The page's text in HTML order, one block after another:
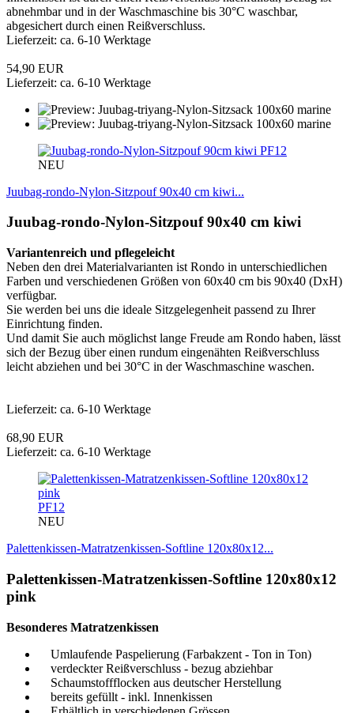
abnehmbar und in der Waschmaschine bis 30°C waschbar,
abgesichert durch einen Reißverschluss.
Lieferzeit: ca. 6-10 Werktage
54,90 EUR
Lieferzeit: ca. 6-10 Werktage
PF12
NEU
Juubag-rondo-Nylon-Sitzpouf 90x40 cm kiwi...
Juubag-rondo-Nylon-Sitzpouf 90x40 cm kiwi
Variantenreich und pflegeleicht
Neben den drei Materialvarianten ist Rondo in unterschiedlichen
Farben und verschiedenen Größen von 60x40 cm bis 90x40 (DxH)
verfügbar.
Sie werden bei uns die ideale Sitzgelegenheit passend zu Ihrer
Einrichtung finden.
Und damit Sie auch möglichst lange Freude am Rondo haben, lässt
sich der Bezug über einen rundum eingenähten Reißverschluss
leicht abziehen und bei 30°C in der Waschmaschine waschen.
Lieferzeit: ca. 6-10 Werktage
68,90 EUR
Lieferzeit: ca. 6-10 Werktage
PF12
NEU
Palettenkissen-Matratzenkissen-Softline 120x80x12...
Palettenkissen-Matratzenkissen-Softline 120x80x12
pink
Besonderes Matratzenkissen
Umlaufende Paspelierung (Farbakzent - Ton in Ton)
verdeckter Reißverschluss - bezug abziehbar
Schaumstoffflocken aus deutscher Herstellung
bereits gefüllt - inkl. Innenkissen